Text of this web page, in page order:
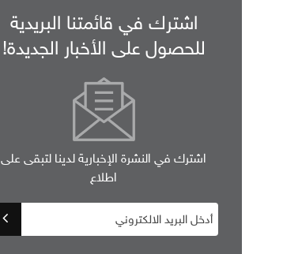
اشترك في قائمتنا البريدية
للحصول على الأخبار الجديدة!
اشترك في النشرة الإخبارية لدينا لتبقى على
اطلاع